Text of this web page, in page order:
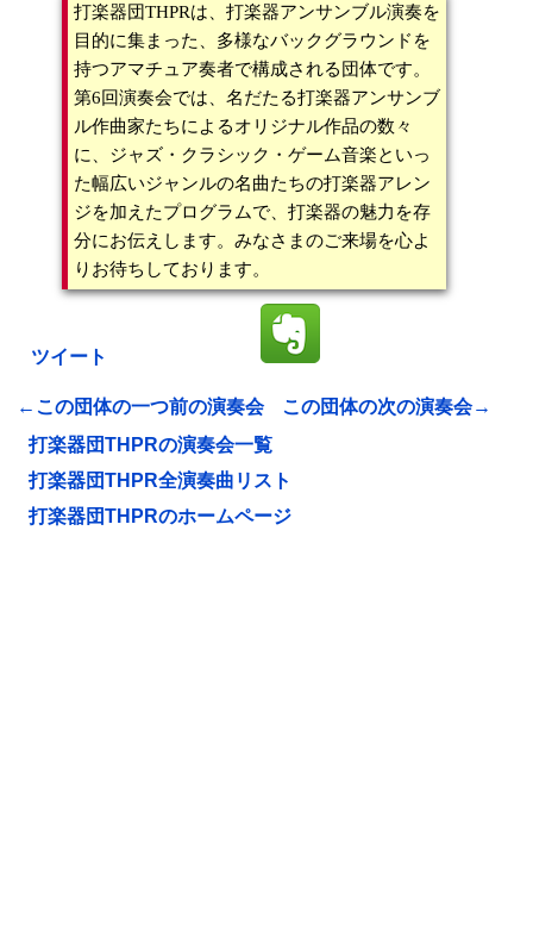
打楽器団THPRは、打楽器アンサンブル演奏を
目的に集まった、多様なバックグラウンドを
持つアマチュア奏者で構成される団体です。
第6回演奏会では、名だたる打楽器アンサンブ
ル作曲家たちによるオリジナル作品の数々
に、ジャズ・クラシック・ゲーム音楽といっ
た幅広いジャンルの名曲たちの打楽器アレン
ジを加えたプログラムで、打楽器の魅力を存
分にお伝えします。みなさまのご来場を心よ
りお待ちしております。
ツイート
←この団体の一つ前の演奏会
この団体の次の演奏会→
打楽器団THPRの演奏会一覧
打楽器団THPR全演奏曲リスト
打楽器団THPRのホームページ